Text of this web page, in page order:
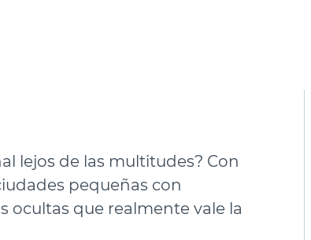
lejos de las multitudes? Con
pequeñas con
ocultas que realmente vale la